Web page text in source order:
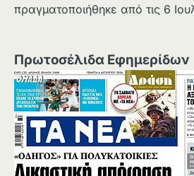
πραγματοποιήθηκε από τις 6
Πρωτοσέλιδα Εφημερίδων